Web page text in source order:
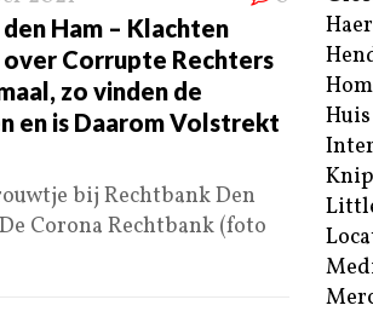
Ham – Klachten
over Corrupte Rechters
zo vinden de
en is Daarom Volstrekt
bij Rechtbank Den
Corona Rechtbank (foto